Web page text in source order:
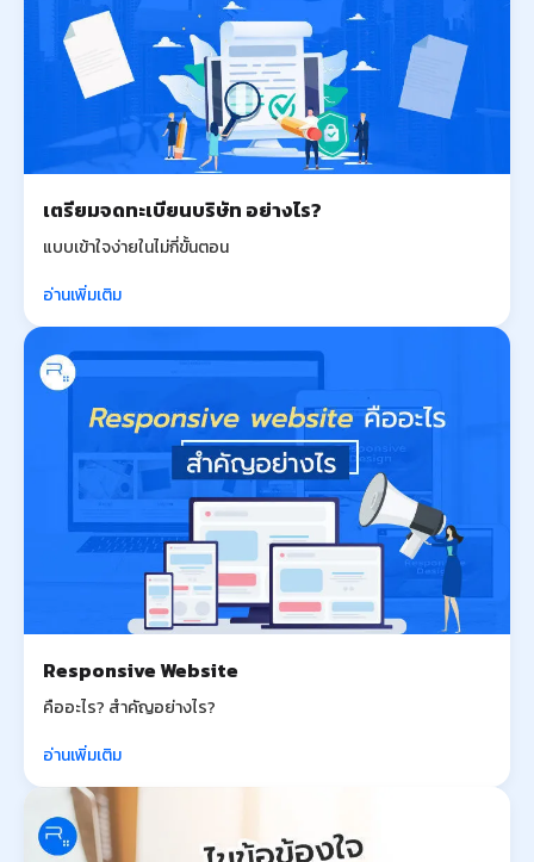
เตรียมจดทะเบียนบริษัท อย่างไร?
แบบเข้าใจง่ายในไม่กี่ขั้นตอน
อ่านเพิ่มเติม
Responsive Website
คืออะไร? สำคัญอย่างไร?
อ่านเพิ่มเติม